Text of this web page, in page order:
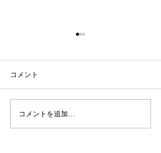
コメント
コメントを追加…